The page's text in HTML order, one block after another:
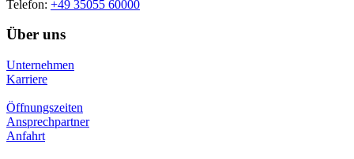
Telefon: +49 35055 60000
Über uns
Unternehmen
Karriere
Öffnungszeiten
Ansprechpartner
Anfahrt